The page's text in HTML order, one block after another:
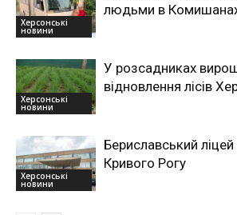
Херсонські
новини
людьми в
Херсонські
новини
У розсадниках
відновлення лісів
Херсонські
новини
Бериславський
Кривого Рогу